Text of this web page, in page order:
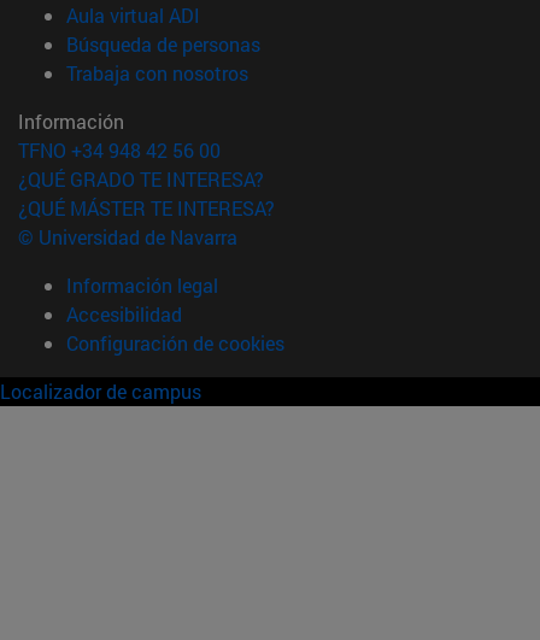
Aula virtual ADI
Búsqueda de personas(abre en nueva ventana)
Trabaja con nosotros(abre en nueva ventana)
Información
TFNO +34 948 42 56 00
¿QUÉ GRADO TE INTERESA?
¿QUÉ MÁSTER TE INTERESA?
© Universidad de Navarra
Información legal
Accesibilidad
Configuración de cookies
Localizador de campus